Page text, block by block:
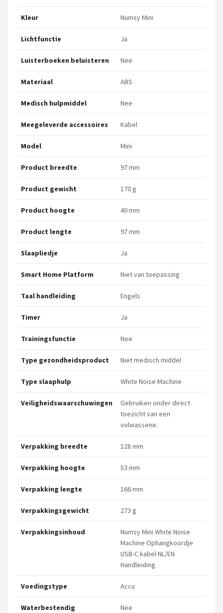
Kleur Numsy Mini
Lichtfunctie Ja
Luisterboeken beluisteren Nee
Materiaal ABS
Medisch hulpmiddel Nee
Meegeleverde accessoires Kabel
Model Mini
Product breedte 97 mm
Product gewicht 170 g
Product hoogte 40 mm
Product lengte 97 mm
Slaapliedje Ja
Smart Home Platform Niet van toepassing
Taal handleiding Engels
Timer Ja
Trainingsfunctie Nee
Type gezondheidsproduct Niet medisch middel
Type slaaphulp White Noise Machine
Veiligheidswaarschuwingen
Gebruiken onder direct
toezicht van een
volwassene.
Verpakking breedte 128 mm
Verpakking hoogte 53 mm
Verpakking lengte 166 mm
Verpakkingsgewicht 273 g
Verpakkingsinhoud
Numsy Mini White Noise
Machine Ophangkoordje
USB-C kabel NL/EN
Handleiding
Voedingstype Accu
Waterbestendig Nee